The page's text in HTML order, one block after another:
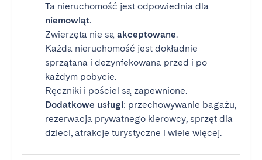
Ta nieruchomość jest odpowiednia dla
niemowląt.
Zwierzęta nie są akceptowane.
Każda nieruchomość jest dokładnie
sprzątana i dezynfekowana przed i po
każdym pobycie.
Ręczniki i pościel są zapewnione.
Dodatkowe usługi: przechowywanie bagażu,
rezerwacja prywatnego kierowcy, sprzęt dla
dzieci, atrakcje turystyczne i wiele więcej.